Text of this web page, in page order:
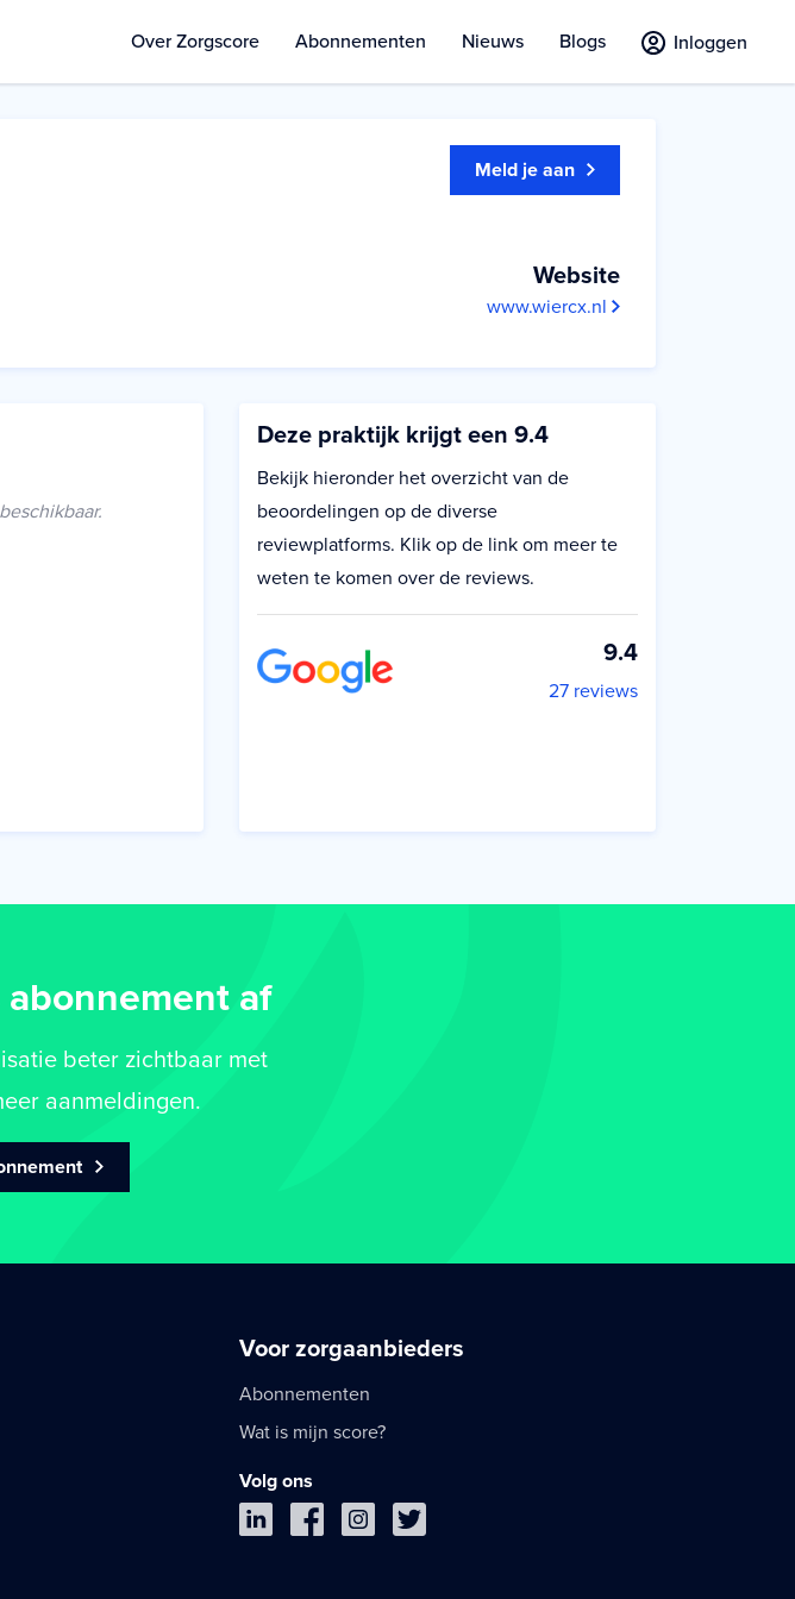
Over Zorgscore Abonnementen Nieuws Blogs Inloggen
Meld je aan
Website
www.wiercx.nl
Deze praktijk krijgt een 9.4
Bekijk hieronder het overzicht van de
beoordelingen op de diverse
reviewplatforms. Klik op de link om meer te
weten te komen over de reviews.
9.4
27 reviews
af
beter zichtbaar met
aanmeldingen.
Voor zorgaanbieders
Abonnementen
Wat is mijn score?
Volg ons